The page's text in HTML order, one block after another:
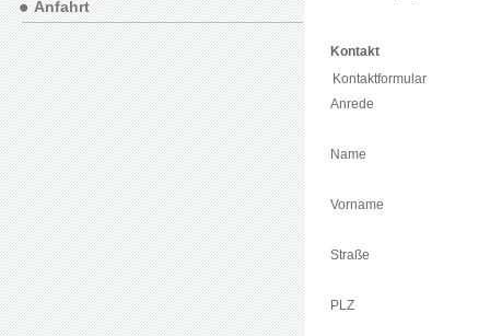
Kontakt
Kontaktformular
Anrede
Name
Vorname
Straße
PLZ
Anfahrt